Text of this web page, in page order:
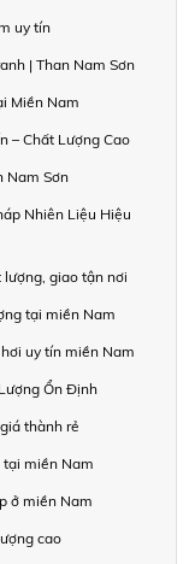
uy tín
| Than Nam Sơn
Miền Nam
– Chất Lượng Cao
Nam Sơn
Nhiên Liệu Hiệu
lượng, giao tận nơi
tại miền Nam
uy tín miền Nam
Ổn Định
thành rẻ
tại miền Nam
ở miền Nam
cao